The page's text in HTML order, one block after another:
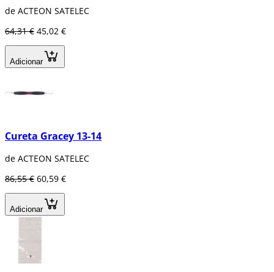
de ACTEON SATELEC
64,31 € 45,02 €
Adicionar
Cureta Gracey 13-14
de ACTEON SATELEC
86,55 € 60,59 €
Adicionar